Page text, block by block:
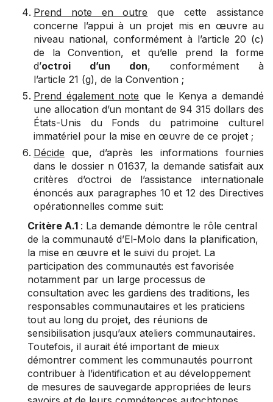
Prend note en outre que cette assistance
concerne l’appui à un projet mis en œuvre au
niveau national, conformément à l’article 20 (c)
de la Convention, et qu’elle prend la forme
d’octroi d’un don, conformément à
l’article 21 (g), de la Convention ;
Prend également note que le Kenya a demandé
une allocation d’un montant de 94 315 dollars des
États-Unis du Fonds du patrimoine culturel
immatériel pour la mise en œuvre de ce projet ;
Décide que, d’après les informations fournies
dans le dossier n 01637, la demande satisfait aux
critères d’octroi de l’assistance internationale
énoncés aux paragraphes 10 et 12 des Directives
opérationnelles comme suit:
Critère A.1 : La demande démontre le rôle central
de la communauté d’El-Molo dans la planification,
la mise en œuvre et le suivi du projet. La
participation des communautés est favorisée
notamment par un large processus de
consultation avec les gardiens des traditions, les
responsables communautaires et les praticiens
tout au long du projet, des réunions de
sensibilisation jusqu’aux ateliers communautaires.
Toutefois, il aurait été important de mieux
démontrer comment les communautés pourront
contribuer à l’identification et au développement
de mesures de sauvegarde appropriées de leurs